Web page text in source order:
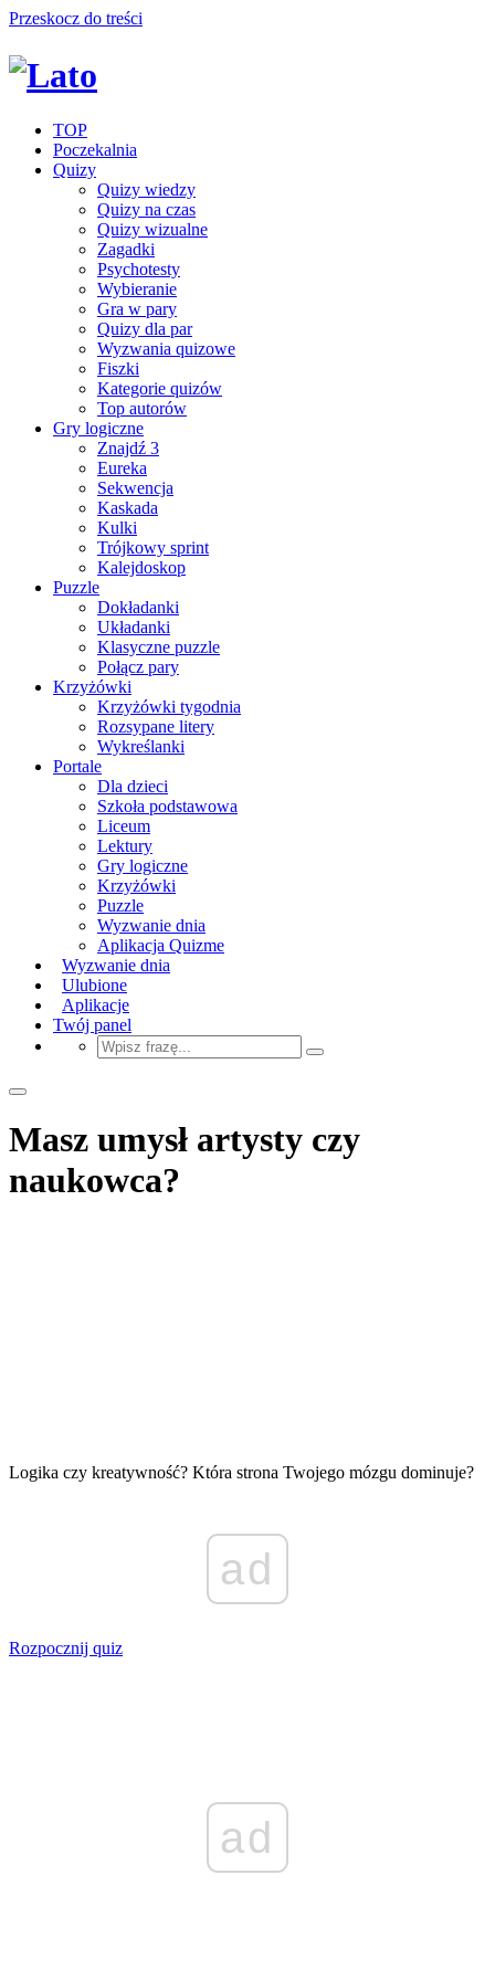
Przeskocz do treści
TOP
Poczekalnia
Quizy
Quizy wiedzy
Quizy na czas
Quizy wizualne
Zagadki
Psychotesty
Wybieranie
Gra w pary
Quizy dla par
Wyzwania quizowe
Fiszki
Kategorie quizów
Top autorów
Gry logiczne
Znajdź 3
Eureka
Sekwencja
Kaskada
Kulki
Trójkowy sprint
Kalejdoskop
Puzzle
Dokładanki
Układanki
Klasyczne puzzle
Połącz pary
Krzyżówki
Krzyżówki tygodnia
Rozsypane litery
Wykreślanki
Portale
Dla dzieci
Szkoła podstawowa
Liceum
Lektury
Gry logiczne
Krzyżówki
Puzzle
Wyzwanie dnia
Aplikacja Quizme
Wyzwanie dnia
Ulubione
Aplikacje
Twój panel
Masz umysł artysty czy
naukowca?
Logika czy kreatywność? Która strona Twojego mózgu dominuje?
ad
Rozpocznij quiz
ad